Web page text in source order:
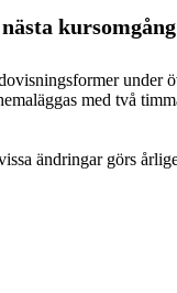
kursomgång
under
med två